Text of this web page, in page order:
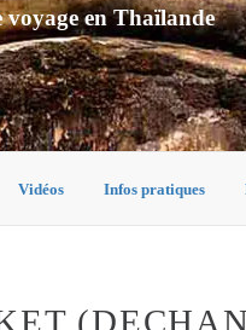
voyage en Thaïlande
Vidéos Infos pratiques